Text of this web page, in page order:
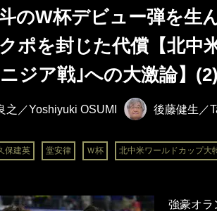
のW杯デビュー弾を生
ポを封じた代償【北中
ジア戦｣への大激論】(2)
之／Yoshiyuki OSUMI 後藤健生／
保建英 堂安律 Ｗ杯 北中米ワールドカップ大
強豪オラ